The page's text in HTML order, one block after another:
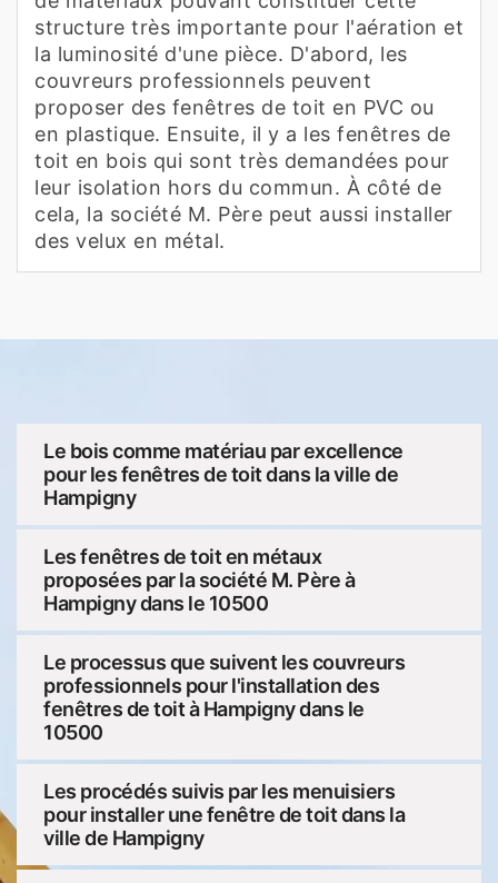
structure très importante pour l'aération et
la luminosité d'une pièce. D'abord, les
couvreurs professionnels peuvent
proposer des fenêtres de toit en PVC ou
en plastique. Ensuite, il y a les fenêtres de
toit en bois qui sont très demandées pour
leur isolation hors du commun. À côté de
cela, la société M. Père peut aussi installer
des velux en métal.
Le bois comme matériau par excellence
pour les fenêtres de toit dans la ville de
Hampigny
Les fenêtres de toit en métaux
proposées par la société M. Père à
Hampigny dans le 10500
Le processus que suivent les couvreurs
professionnels pour l'installation des
fenêtres de toit à Hampigny dans le
10500
Les procédés suivis par les menuisiers
pour installer une fenêtre de toit dans la
ville de Hampigny